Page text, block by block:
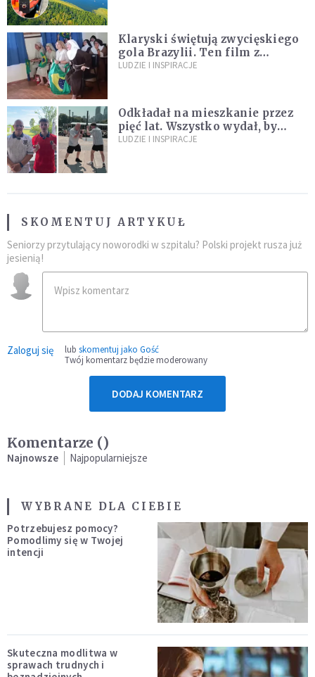
Klaryski świętują zwycięskiego
gola Brazylii. Ten film z
zakonnicami obejrzały już
LUDZIE I INSPIRACJE
Odkładał na mieszkanie przez
pięć lat. Wszystko wydał, by
spełnić marzenie 80-letniego
LUDZIE I INSPIRACJE
SKOMENTUJ ARTYKUŁ
Seniorzy przytulający noworodki w szpitalu? Polski projekt rusza już
jesienią!
Zaloguj się lub skomentuj jako Gość
Twój komentarz będzie moderowany
DODAJ KOMENTARZ
Komentarze ()
Najnowsze Najpopularniejsze
WYBRANE DLA CIEBIE
Potrzebujesz pomocy?
Pomodlimy się w Twojej
intencji
Skuteczna modlitwa w
sprawach trudnych i